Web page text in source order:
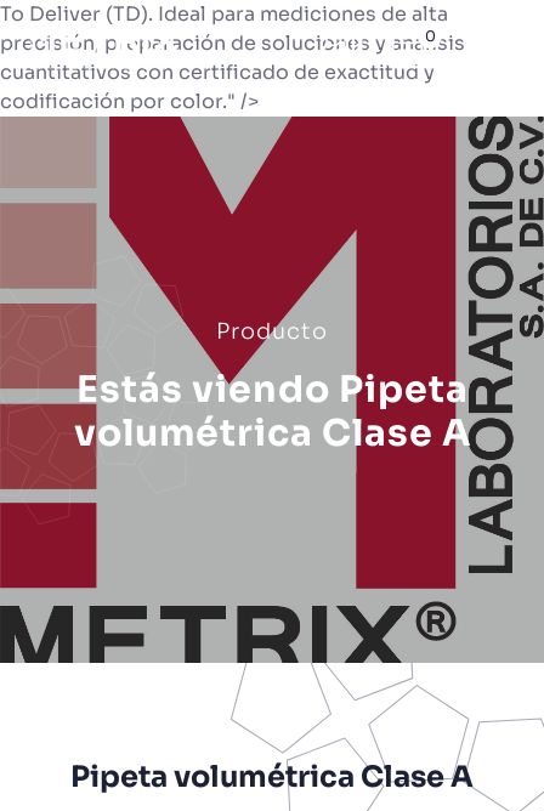
To Deliver (TD). Ideal para mediciones de alta
precisión, preparación de soluciones y análisis
cuantitativos con certificado de exactitud y
codificación por color." />
0
Producto
Estás viendo Pipeta
volumétrica Clase A
Pipeta volumétrica Clase A